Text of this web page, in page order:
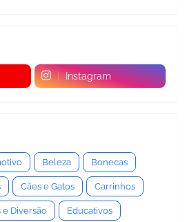
Instagram
Beleza Bonecas
Cães e Gatos Carrinhos
e Diversão Educativos